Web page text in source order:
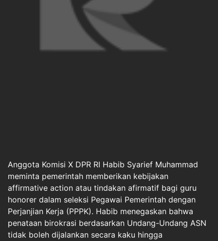
Anggota Komisi X DPR RI Habib Syarief Muhammad
meminta pemerintah memberikan kebijakan
affirmative action atau tindakan afirmatif bagi guru
honorer dalam seleksi Pegawai Pemerintah dengan
Perjanjian Kerja (PPPK). Habib menegaskan bahwa
penataan birokrasi berdasarkan Undang-Undang ASN
tidak boleh dijalankan secara kaku hingga